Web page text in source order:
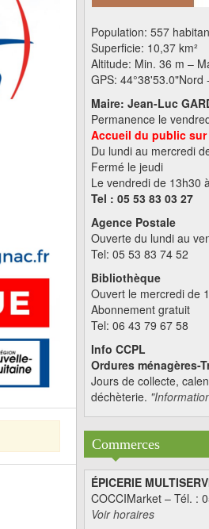
Population: 557
Superficie: 10,37 km²
Altitude: Min. 36 m –
GPS: 44°38'53.0"Nord
Maire: Jean-Luc
Permanence le
Accueil du public
Du lundi au mercredi
Fermé le jeudi
Le vendredi de 13h30
Tel : 05 53 83 03 27
Agence Postale
Ouverte du lundi au
Tel: 05 53 83 74 52
Bibliothèque
Ouvert le mercredi de
Abonnement gratuit
Tel: 06 43 79 67 58
Info CCPL
Ordures ménagères-
Jours de collecte,
déchèterie.
Commerces
ÉPICERIE
COCCIMarket – Tél. :
Voir horaires